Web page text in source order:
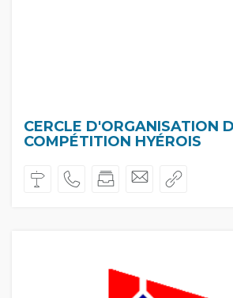
CERCLE D'ORGANISATION
COMPÉTITION HYÉROIS